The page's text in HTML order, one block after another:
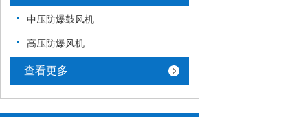
中压防爆鼓风机
高压防爆风机
查看更多